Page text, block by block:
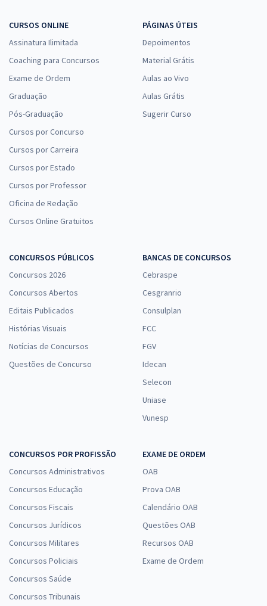
CURSOS ONLINE
Assinatura Ilimitada
Coaching para Concursos
Exame de Ordem
Graduação
Pós-Graduação
Cursos por Concurso
Cursos por Carreira
Cursos por Estado
Cursos por Professor
Oficina de Redação
Cursos Online Gratuitos
PÁGINAS ÚTEIS
Depoimentos
Material Grátis
Aulas ao Vivo
Aulas Grátis
Sugerir Curso
CONCURSOS PÚBLICOS
Concursos 2026
Concursos Abertos
Editais Publicados
Histórias Visuais
Notícias de Concursos
Questões de Concurso
BANCAS DE CONCURSOS
Cebraspe
Cesgranrio
Consulplan
FCC
FGV
Idecan
Selecon
Uniase
Vunesp
CONCURSOS POR PROFISSÃO
Concursos Administrativos
Concursos Educação
Concursos Fiscais
Concursos Jurídicos
Concursos Militares
Concursos Policiais
Concursos Saúde
Concursos Tribunais
EXAME DE ORDEM
OAB
Prova OAB
Calendário OAB
Questões OAB
Recursos OAB
Exame de Ordem